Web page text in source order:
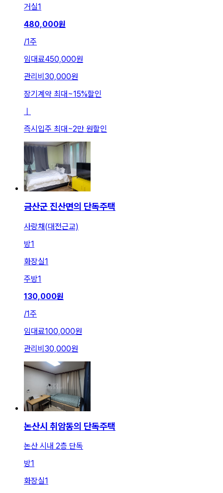
거실1
480,000원
/1주
임대료450,000원
관리비 30,000원
장기계약 최대 ~15%할인
즉시입주 최대 ~2만 원할인
금산군 진산면의 단독주택
사랑채(대전근교)
방1
화장실1
주방1
130,000원
/1주
임대료100,000원
관리비 30,000원
논산시 취암동의 단독주택
논산 시내 2층 단독
방1
화장실1